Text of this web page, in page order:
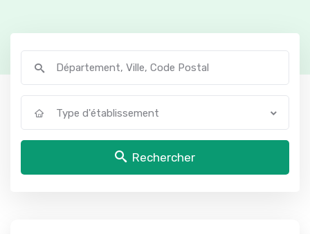
Type d'établissement
Rechercher